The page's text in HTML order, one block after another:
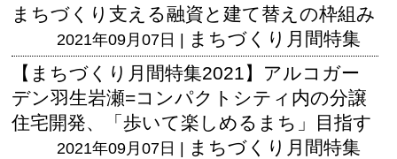
まちづくり支える融資と建て替えの枠組み
2021年09月07日 | まちづくり月間特集
【まちづくり月間特集2021】アルコガー
デン羽生岩瀬=コンパクトシティ内の分譲
住宅開発、「歩いて楽しめるまち」目指す
2021年09月07日 | まちづくり月間特集